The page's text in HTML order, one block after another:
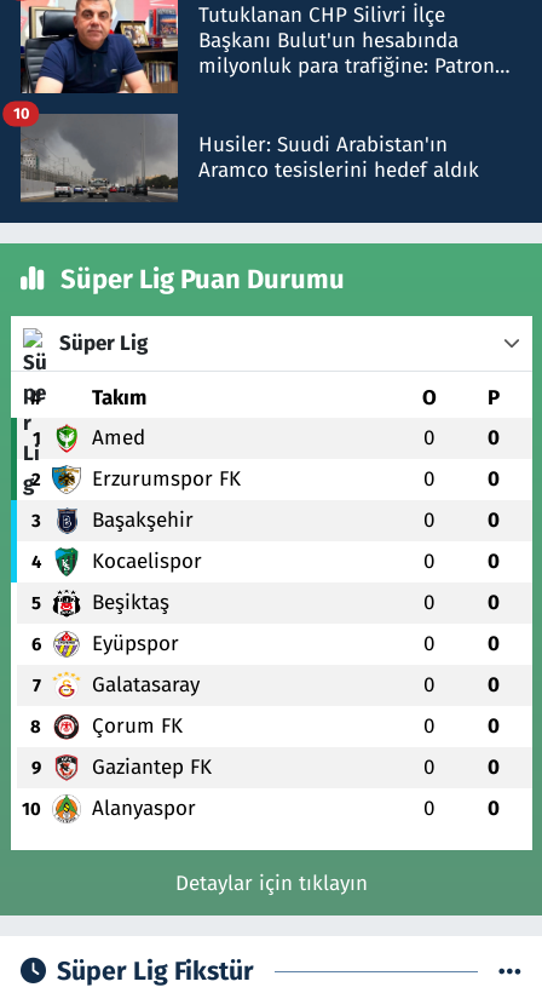
Tutuklanan CHP Silivri İlçe
Başkanı Bulut'un hesabında
milyonluk para trafiğine: Patron
Husiler: Suudi Arabistan'ın
Aramco tesislerini hedef aldık
10
Süper Lig Puan Durumu
Süper Lig
# Takım O P
1 Amed 0 0
2 Erzurumspor FK 0 0
3 Başakşehir 0 0
4 Kocaelispor 0 0
5 Beşiktaş 0 0
6 Eyüpspor 0 0
7 Galatasaray 0 0
8 Çorum FK 0 0
9 Gaziantep FK 0 0
10 Alanyaspor 0 0
Detaylar için tıklayın
Süper Lig Fikstür